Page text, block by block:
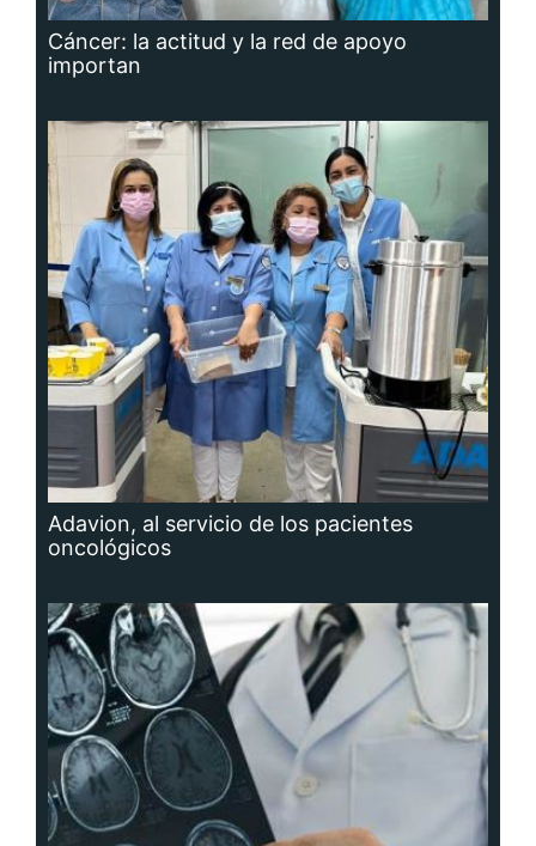
Cáncer: la actitud y la red de apoyo
importan
Adavion, al servicio de los pacientes
oncológicos